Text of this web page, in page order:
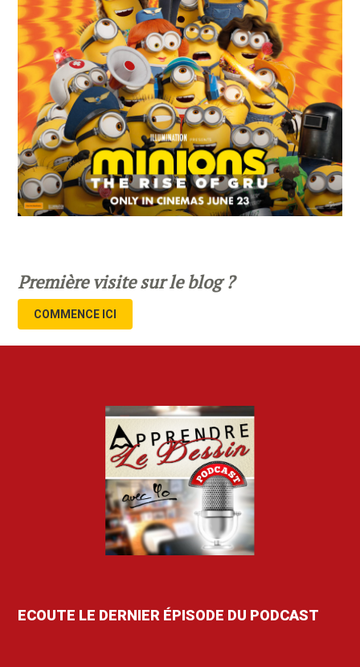
Première visite sur le blog ?
COMMENCE ICI
ECOUTE LE DERNIER ÉPISODE DU PODCAST